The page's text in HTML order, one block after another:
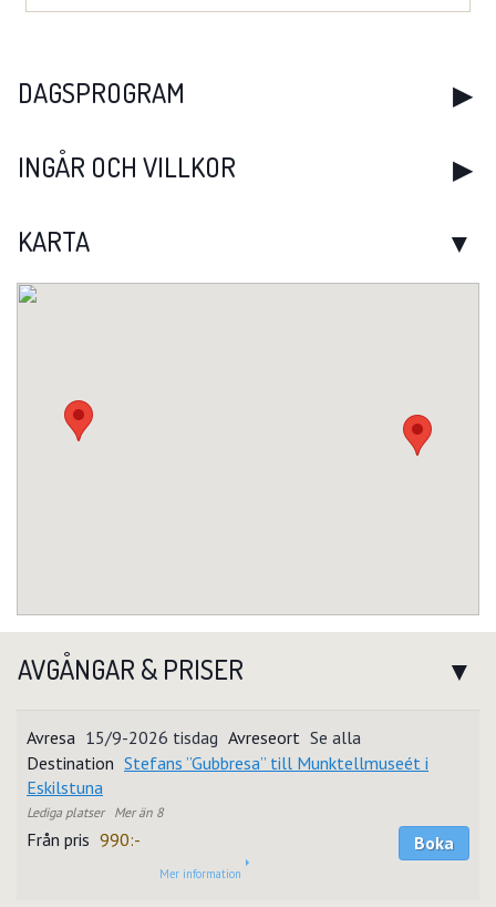
DAGSPROGRAM
INGÅR OCH VILLKOR
KARTA
AVGÅNGAR & PRISER
15/9-2026 tisdag
Se alla
Stefans ”Gubbresa” till Munktellmuseét i
Eskilstuna
Mer än 8
990:- Boka
Mer information